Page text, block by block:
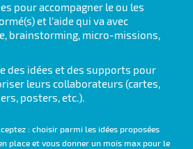
pour accompagner le ou les
et l’aide qui va avec
brainstorming, micro-missions,
des idées et des supports pour
leurs collaborateurs (cartes,
posters, etc.).
: choisir parmi les idées proposées
place et vous donner un mois max pour le